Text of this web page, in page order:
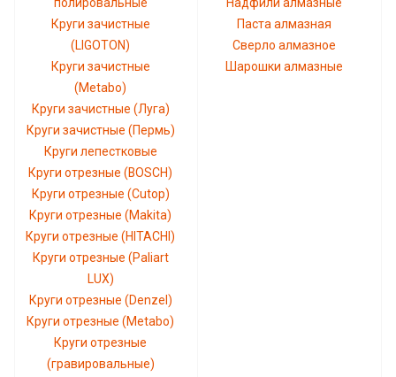
Круги зачистные
(LIGOTON)
Круги зачистные
(Metabo)
Круги зачистные (Луга)
Круги зачистные (Пермь)
Круги лепестковые
Круги отрезные (BOSCH)
Круги отрезные (Cutop)
Круги отрезные (Makita)
Круги отрезные (HITACHI)
Круги отрезные (Paliart
LUX)
Круги отрезные (Denzel)
Круги отрезные (Metabo)
Круги отрезные
(гравировальные)
Паста алмазная
Сверло алмазное
Шарошки алмазные